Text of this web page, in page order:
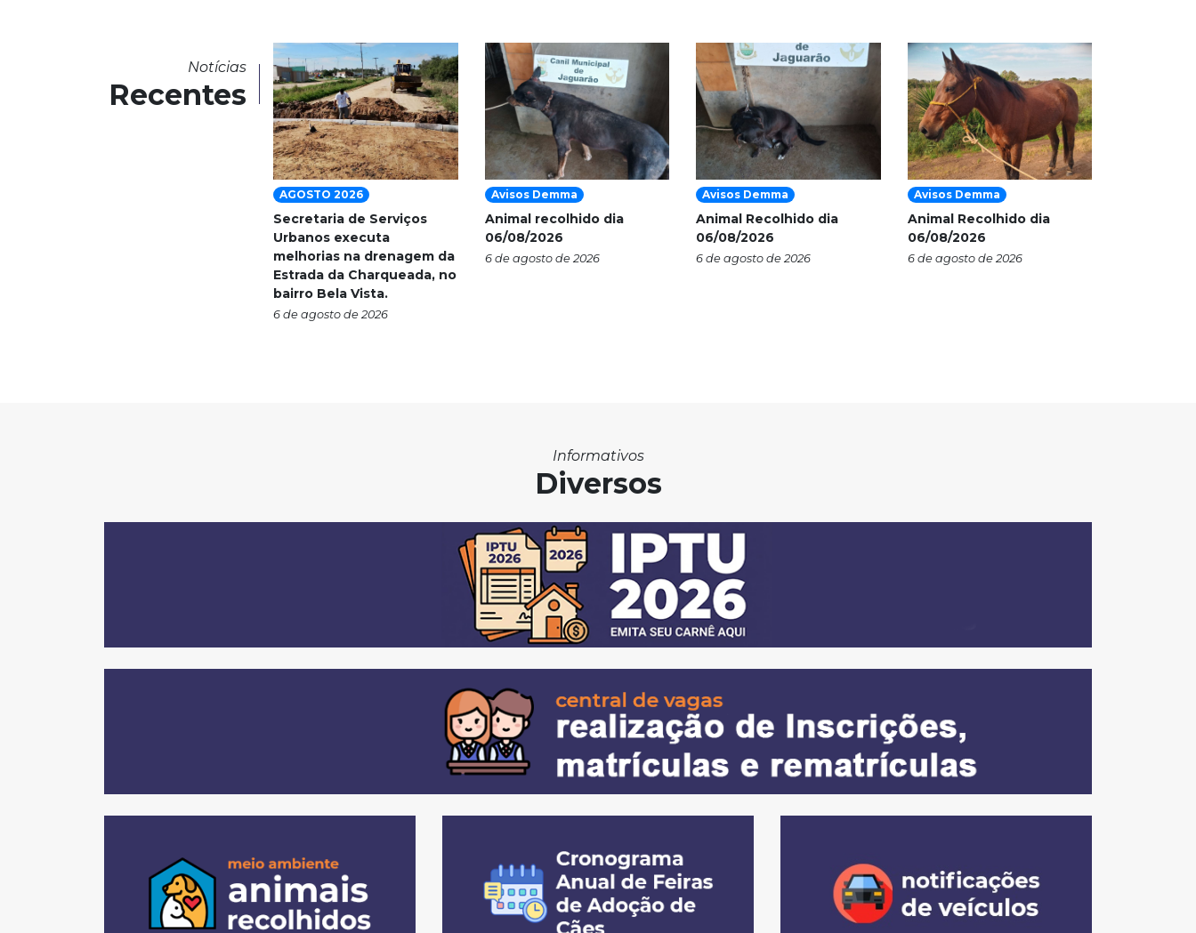
Notícias
Recentes
AGOSTO 2026
Secretaria de Serviços
Urbanos executa
melhorias na drenagem da
Estrada da Charqueada, no
bairro Bela Vista.
6 de agosto de 2026
Avisos Demma
Animal recolhido dia
06/08/2026
6 de agosto de 2026
Avisos Demma
Animal Recolhido dia
06/08/2026
6 de agosto de 2026
Avisos Demma
Animal Recolhido dia
06/08/2026
6 de agosto de 2026
Informativos
Diversos